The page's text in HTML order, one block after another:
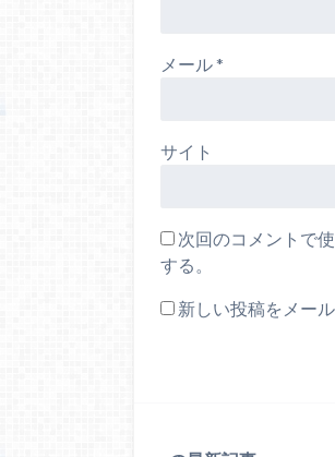
メール*
サイト
次回のコメントで
する。
新しい投稿をメー